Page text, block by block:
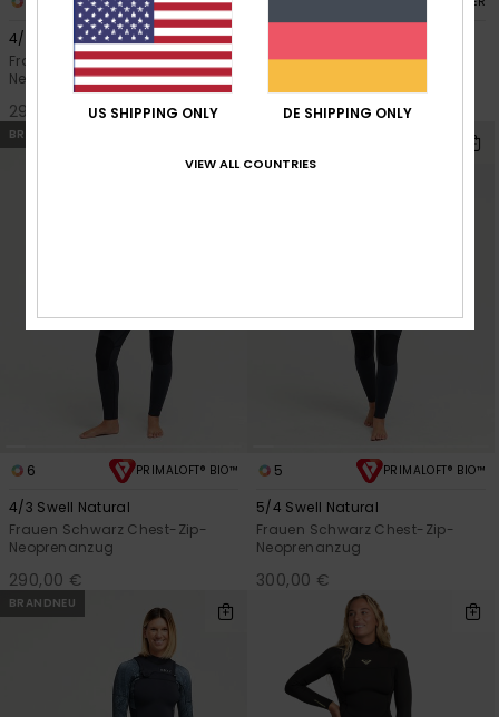
4/3 Swell Natural
Frauen Schwarz Chest-Zip-
Neoprenanzug
290,00 €
Frauen Schwarz Langärmliger
150,00 €
BRANDNEU
6 PRIMALOFT® BIO™
4/3 Swell Natural
Frauen Schwarz Chest-Zip-
Neoprenanzug
290,00 €
5 PRIMALOFT® BIO™
5/4 Swell Natural
Frauen Schwarz Chest-Zip-
Neoprenanzug
300,00 €
BRANDNEU
US SHIPPING ONLY DE SHIPPING ONLY
VIEW ALL COUNTRIES